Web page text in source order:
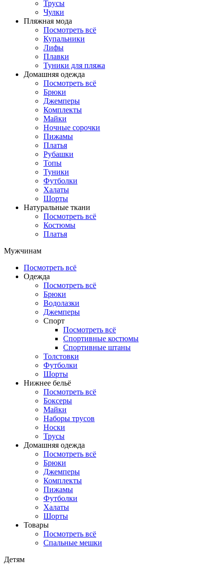
Трусы
Чулки
Пляжная мода
Посмотреть всё
Купальники
Лифы
Плавки
Туники для пляжа
Домашняя одежда
Посмотреть всё
Брюки
Джемперы
Комплекты
Майки
Ночные сорочки
Пижамы
Платья
Рубашки
Топы
Туники
Футболки
Халаты
Шорты
Натуральные ткани
Посмотреть всё
Костюмы
Платья
Мужчинам
Посмотреть всё
Одежда
Посмотреть всё
Брюки
Водолазки
Джемперы
Спорт
Посмотреть всё
Спортивные костюмы
Спортивные штаны
Толстовки
Футболки
Шорты
Нижнее бельё
Посмотреть всё
Боксеры
Майки
Наборы трусов
Носки
Трусы
Домашняя одежда
Посмотреть всё
Брюки
Джемперы
Комплекты
Пижамы
Футболки
Халаты
Шорты
Товары
Посмотреть всё
Спальные мешки
Детям